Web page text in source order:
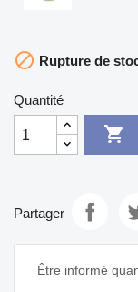
 Rupture de
Quantité

Partager
Être informé